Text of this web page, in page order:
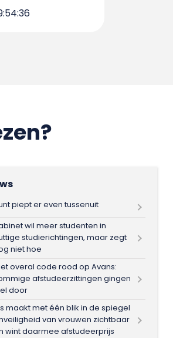
piept er even tussenuit
wil meer studenten in
studierichtingen, maar zegt
niet hoe
overal code rood op Avans:
afstudeerzittingen gingen
door
maakt met één blik in de spiegel
van vrouwen zichtbaar
wint daarmee afstudeerprijs